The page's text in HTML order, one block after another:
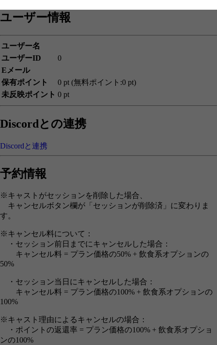
ユーザー情報
ユーザー名
ユーザーID
0
Eメール
保有ポイント
0 pt (無料ポイント:0 pt)
未反映ポイント 0 pt
Discordとの連携
Discordと連携
予約情報
※キャストがセッションを削除した場合、
キャンセルボタン欄が「セッションが削除済」に変わりま
す。
※キャンセル料について：
・セッション前日までにキャンセルした場合：
キャンセル料 = プラン価格の50% + 飲食系オプションの
50%
・セッション当日にキャンセルした場合：
キャンセル料 = プラン価格の100% + 飲食系オプションの
100%
※キャスト理由によるキャンセルの場合：
・ポイントの返還率 = プラン価格の100% + 飲食系オプショ
ンの100%